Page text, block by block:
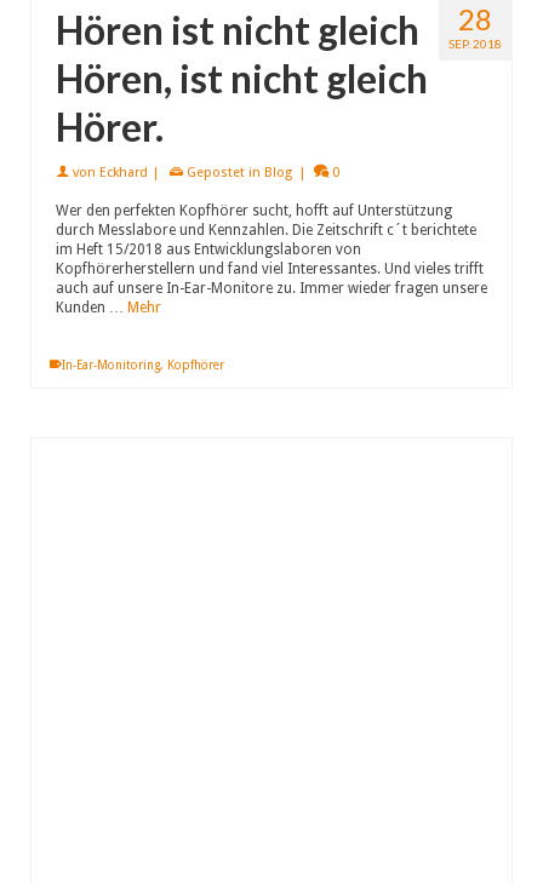
28
SEP. 2018
Hören ist nicht gleich
Hören, ist nicht gleich
Hörer.
von Eckhard | Gepostet in Blog | 0
Wer den perfekten Kopfhörer sucht, hofft auf Unterstützung
durch Messlabore und Kennzahlen. Die Zeitschrift c´t berichtete
im Heft 15/2018 aus Entwicklungslaboren von
Kopfhörerherstellern und fand viel Interessantes. Und vieles trifft
auch auf unsere In-Ear-Monitore zu. Immer wieder fragen unsere
Kunden … Mehr
In-Ear-Monitoring, Kopfhörer